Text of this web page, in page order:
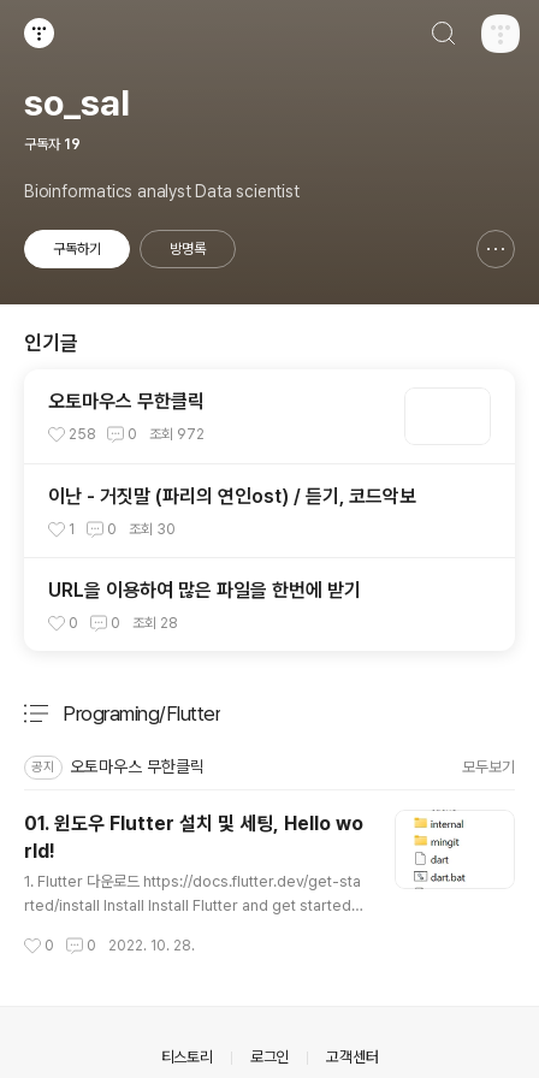
so_sal
구독자 19
Bioinformatics analyst Data scientist
구독하기 방명록
인기글
오토마우스 무한클릭
258 0 조회 972
이난 - 거짓말 (파리의 연인ost) / 듣기, 코드악보
1 0 조회 30
URL을 이용하여 많은 파일을 한번에 받기
0 0 조회 28
Programing/Flutter
공지 오토마우스 무한클릭 모두보기
01. 윈도우 Flutter 설치 및 세팅, Hello wo
rld!
1. Flutter 다운로드 https://docs.flutter.dev/get-sta
rted/install Install Install Flutter and get started.
x, and Chrome OS operating systems. docs.flutt
ve?hl=ko Android 스튜디오 다운로드 자료실 | Andro
0 0 2022. 10. 28.
티스토리 로그인 고객센터